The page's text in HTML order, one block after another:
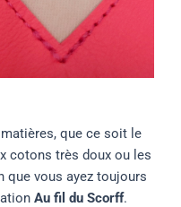
que ce soit le
cotons très doux ou les
que vous ayez toujours
Au fil du Scorff.